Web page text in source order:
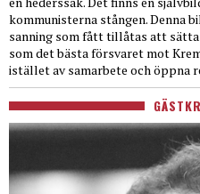
kommunisterna stången. Denna
sanning som fått tillåtas att
som det bästa försvaret mot
istället av samarbete och öppna